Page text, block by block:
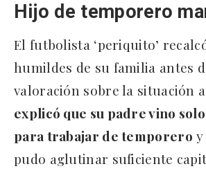
Hijo de temporero
El futbolista ‘periquito’
humildes de su familia antes
valoración sobre la situación
explicó que su padre vino solo
para trabajar de temporero
pudo aglutinar suficiente